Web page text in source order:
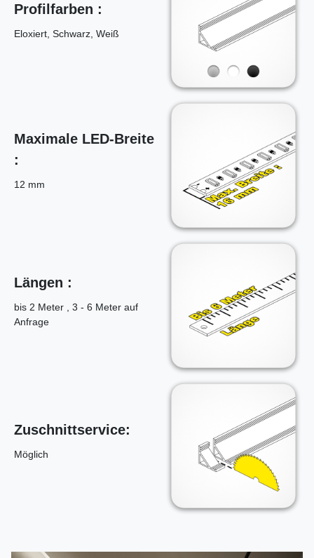
Profilfarben :
Eloxiert, Schwarz, Weiß
Maximale LED-Breite
:
12 mm
Längen :
bis 2 Meter , 3 - 6 Meter auf
Anfrage
Zuschnittservice:
Möglich